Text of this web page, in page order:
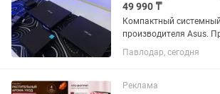
49 990 ₸
Компактный
производителя Asus. Процессор -
G4400T Видеокарта -
Оперативная память -
Pentium Silver N6005 4
Павлодар, сегодня
Реклама